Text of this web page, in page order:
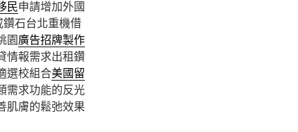
民申請增加外國
石台北重機借
園廣告招牌製作
情報需求出租鑽
選校組合美國留
需求功能的反光
肌膚的鬆弛效果